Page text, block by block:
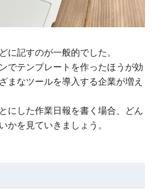
に記すのが一般的でした。
でテンプレートを作ったほうが効
まなツールを導入する企業が増え
にした作業日報を書く場合、どん
かを見ていきましょう。